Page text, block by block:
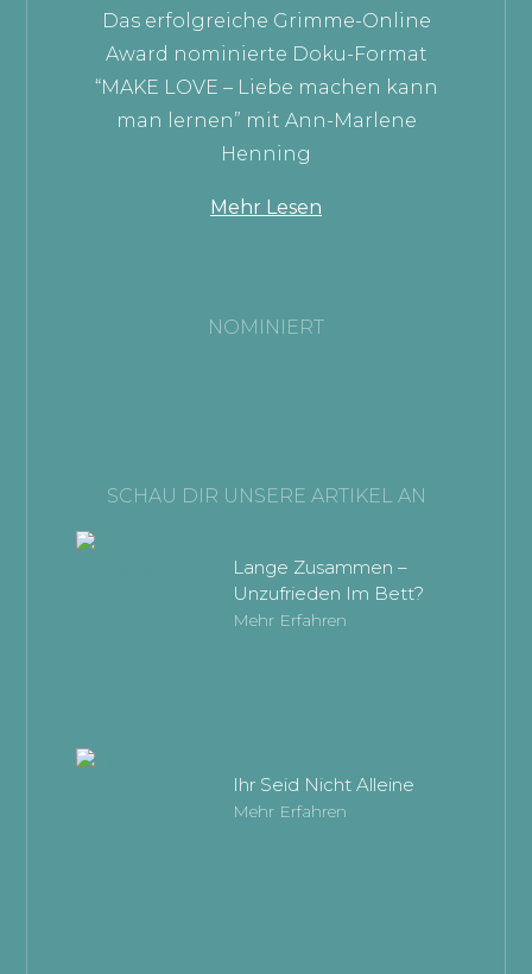
Das erfolgreiche Grimme-Online
Award nominierte Doku-Format
“MAKE LOVE – Liebe machen kann
man lernen” mit Ann-Marlene
Henning
Mehr Lesen
NOMINIERT
SCHAU DIR UNSERE ARTIKEL AN
Lange Zusammen –
Unzufrieden Im Bett?
Mehr Erfahren
Ihr Seid Nicht Alleine
Mehr Erfahren